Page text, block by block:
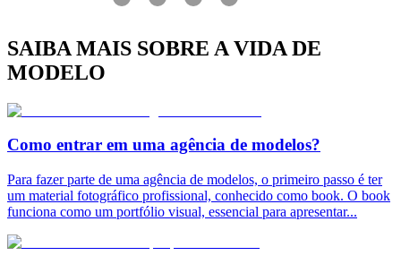
SAIBA MAIS SOBRE A VIDA DE
MODELO
Como entrar em uma agência de modelos?
Para fazer parte de uma agência de modelos, o primeiro passo é ter
um material fotográfico profissional, conhecido como book. O book
funciona como um portfólio visual, essencial para apresentar...